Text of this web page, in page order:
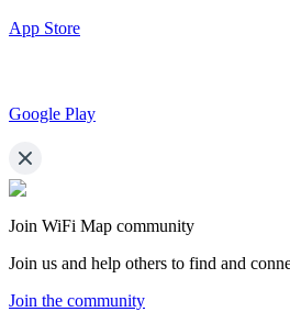
App Store
Google Play
Join WiFi Map community
Join us and help others to find and
Join the community